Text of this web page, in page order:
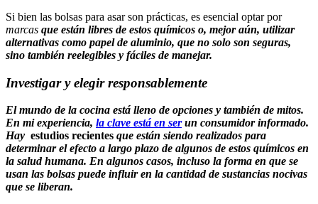
Si bien las ​bolsas para ‍asar son prácticas, es esencial optar por
marcas que están libres de estos ‌químicos o, mejor aún, utilizar
alternativas como ⁢papel de aluminio, que no solo son seguras,
sino​ también reelegibles ⁢y fáciles de manejar.
Investigar y⁢ elegir ⁤responsablemente
El mundo de la ‌cocina está lleno⁤ de opciones⁣ y⁢ también de ⁤mitos.
En mi experiencia, la clave está en serun‍ consumidor informado.
Hay ​ estudios​ recientes que están siendo realizados⁢ para
determinar⁣ el efecto a largo plazo de algunos ⁣de ‍estos químicos‌ en
la ‍salud ​humana. En algunos​ casos, incluso la forma en que se
usan las bolsas puede influir‍ en la cantidad de sustancias nocivas
que se liberan.